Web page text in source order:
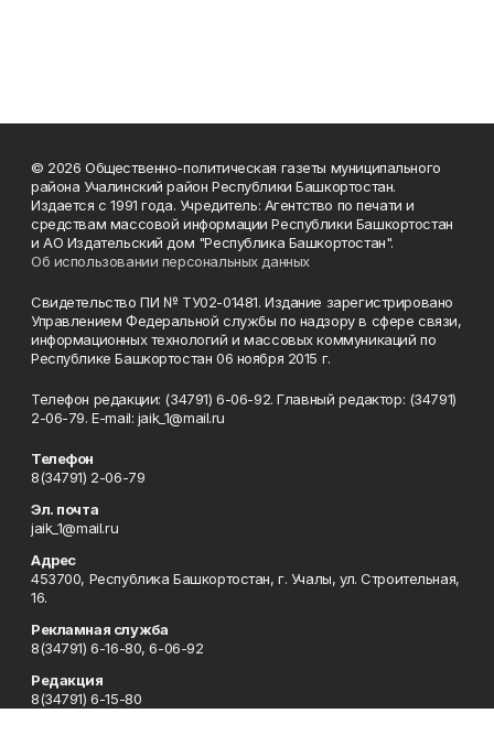
© 2026 Общественно-политическая газеты муниципального
района Учалинский район Республики Башкортостан.
Издается с 1991 года. Учредитель: Агентство по печати и
средствам массовой информации Республики Башкортостан
и АО Издательский дом "Республика Башкортостан".
Об использовании персональных данных
Свидетельство ПИ № ТУ02-01481. Издание зарегистрировано
Управлением Федеральной службы по надзору в сфере связи,
информационных технологий и массовых коммуникаций по
Республике Башкортостан 06 ноября 2015 г.
Телефон редакции: (34791) 6-06-92. Главный редактор: (34791)
2-06-79. Е-mаil: jaik_1@mail.ru
Телефон
8(34791) 2-06-79
Эл. почта
jaik_1@mail.ru
Адрес
453700, Республика Башкортостан, г. Учалы, ул. Строительная,
16.
Рекламная служба
8(34791) 6-16-80, 6-06-92
Редакция
8(34791) 6-15-80